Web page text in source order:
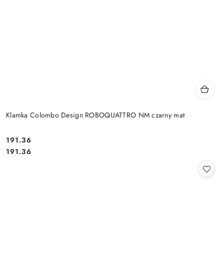
Klamka Colombo Design ROBOQUATTRO NM czarny mat
Cena:
191.36
Cena:
191.36